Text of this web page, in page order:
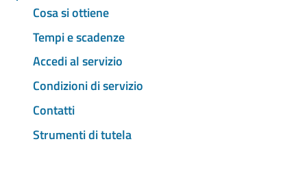
Cosa si ottiene
Tempi e scadenze
Accedi al servizio
Condizioni di servizio
Contatti
Strumenti di tutela